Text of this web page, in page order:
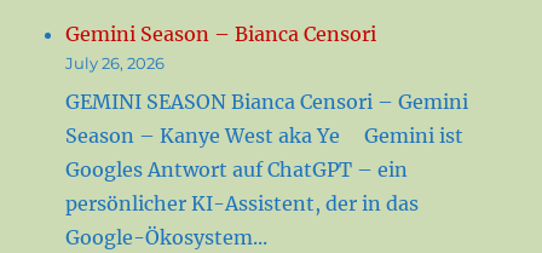
Gemini Season – Bianca Censori
July 26, 2026
GEMINI SEASON Bianca Censori – Gemini
Season – Kanye West aka Ye Gemini ist
Googles Antwort auf ChatGPT – ein
persönlicher KI-Assistent, der in das
Google-Ökosystem...